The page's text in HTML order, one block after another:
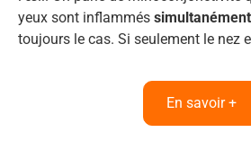
yeux sont inflammés simultanément
toujours le cas. Si seulement le nez
En savoir +